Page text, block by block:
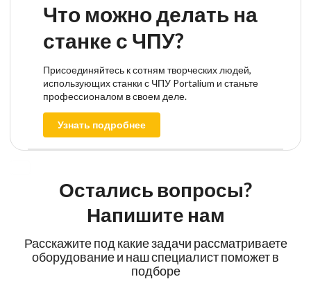
Что можно делать на
станке с ЧПУ?
Присоединяйтесь к сотням творческих людей,
использующих станки с ЧПУ Portalium и станьте
профессионалом в своем деле.
Узнать подробнее
Остались вопросы?
Напишите нам
Расскажите под какие задачи рассматриваете
оборудование и наш специалист поможет в
подборе